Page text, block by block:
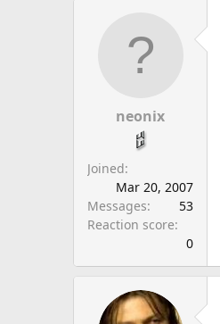
neonix
Joined
Mar 20, 2007
Messages
53
Reaction score
0